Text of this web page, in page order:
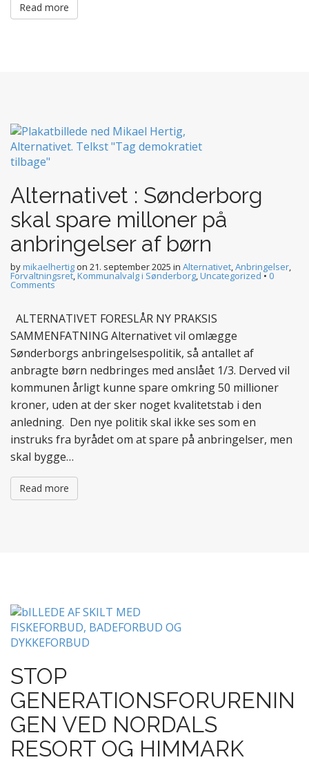
Read more
Alternativet : Sønderborg
skal spare milloner på
anbringelser af børn
bymikaelhertigon 21. september 2025 in Alternativet,Anbringelser,
Forvaltningsret,Kommunalvalg i Sønderborg,Uncategorized •0
Comments
ALTERNATIVET FORESLÅR NY PRAKSIS
SAMMENFATNING Alternativet vil omlægge
Sønderborgs anbringelsespolitik, så antallet af
anbragte børn nedbringes med anslået 1/3. Derved vil
kommunen årligt kunne spare omkring 50 millioner
kroner, uden at der sker noget kvalitetstab i den
anledning. Den nye politik skal ikke ses som en
instruks fra byrådet om at spare på anbringelser, men
skal bygge…
Read more
STOP
GENERATIONSFORURENIN
GEN VED NORDALS
RESORT OG HIMMARK